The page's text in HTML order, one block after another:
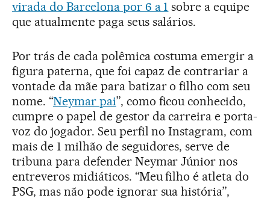
virada do Barcelona por 6 a 1 sobre a equipe
que atualmente paga seus salários.
Por trás de cada polêmica costuma emergir a
figura paterna, que foi capaz de contrariar a
vontade da mãe para batizar o filho com seu
nome. “Neymar pai”, como ficou conhecido,
cumpre o papel de gestor da carreira e porta-
voz do jogador. Seu perfil no Instagram, com
mais de 1 milhão de seguidores, serve de
tribuna para defender Neymar Júnior nos
entreveros midiáticos. “Meu filho é atleta do
PSG, mas não pode ignorar sua história”,